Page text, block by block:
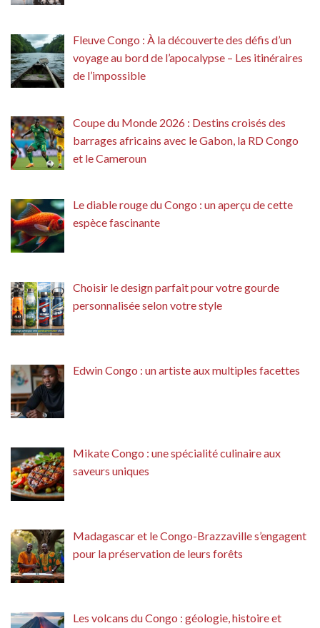
Fleuve Congo : À la découverte des défis d’un
voyage au bord de l’apocalypse – Les itinéraires
de l’impossible
Coupe du Monde 2026 : Destins croisés des
barrages africains avec le Gabon, la RD Congo
et le Cameroun
Le diable rouge du Congo : un aperçu de cette
espèce fascinante
Choisir le design parfait pour votre gourde
personnalisée selon votre style
Edwin Congo : un artiste aux multiples facettes
Mikate Congo : une spécialité culinaire aux
saveurs uniques
Madagascar et le Congo-Brazzaville s’engagent
pour la préservation de leurs forêts
Les volcans du Congo : géologie, histoire et